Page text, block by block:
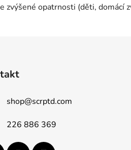
zvýšené opatrnosti (děti, domácí
shop@scrptd.com
226 886 369